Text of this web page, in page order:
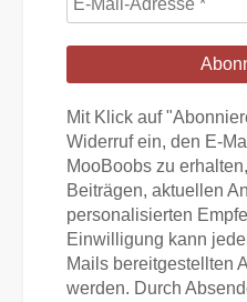
Mail-
Adresse
Mit Klick auf
Widerruf ein, den E-
MooBoobs zu
Beiträgen, aktuellen
personalisierten
Einwilligung kann
Mails bereitgestellten
werden. Durch